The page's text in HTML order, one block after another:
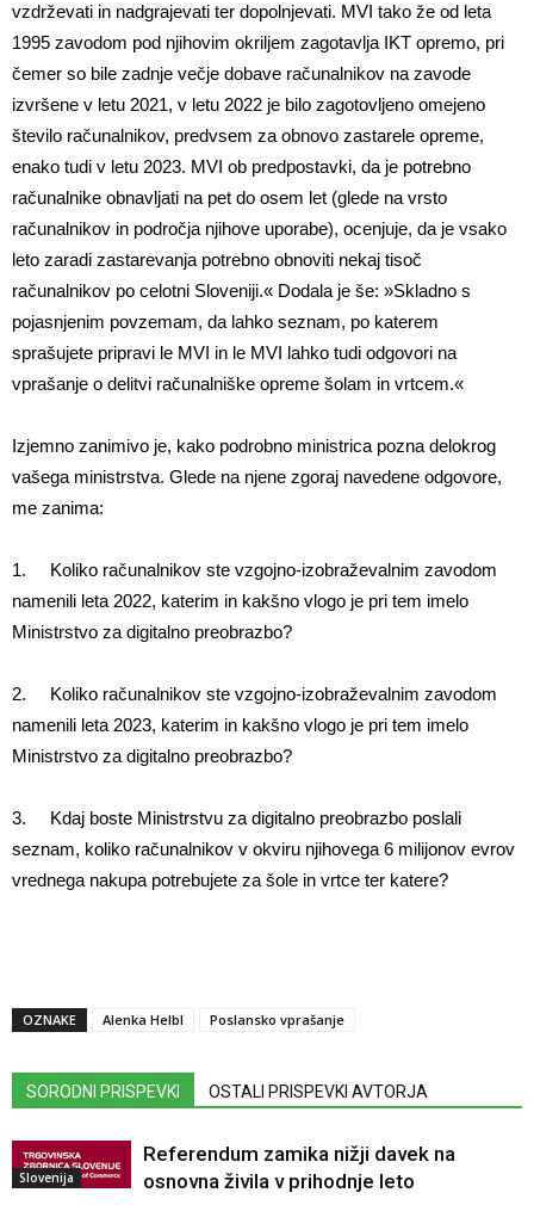
vzdrževati in nadgrajevati ter dopolnjevati. MVI tako že od leta
1995 zavodom pod njihovim okriljem zagotavlja IKT opremo, pri
čemer so bile zadnje večje dobave računalnikov na zavode
izvršene v letu 2021, v letu 2022 je bilo zagotovljeno omejeno
število računalnikov, predvsem za obnovo zastarele opreme,
enako tudi v letu 2023. MVI ob predpostavki, da je potrebno
računalnike obnavljati na pet do osem let (glede na vrsto
računalnikov in področja njihove uporabe), ocenjuje, da je vsako
leto zaradi zastarevanja potrebno obnoviti nekaj tisoč
računalnikov po celotni Sloveniji.« Dodala je še: »Skladno s
pojasnjenim povzemam, da lahko seznam, po katerem
sprašujete pripravi le MVI in le MVI lahko tudi odgovori na
vprašanje o delitvi računalniške opreme šolam in vrtcem.«
Izjemno zanimivo je, kako podrobno ministrica pozna delokrog
vašega ministrstva. Glede na njene zgoraj navedene odgovore,
me zanima:
1. Koliko računalnikov ste vzgojno-izobraževalnim zavodom
namenili leta 2022, katerim in kakšno vlogo je pri tem imelo
Ministrstvo za digitalno preobrazbo?
2. Koliko računalnikov ste vzgojno-izobraževalnim zavodom
namenili leta 2023, katerim in kakšno vlogo je pri tem imelo
Ministrstvo za digitalno preobrazbo?
3. Kdaj boste Ministrstvu za digitalno preobrazbo poslali
seznam, koliko računalnikov v okviru njihovega 6 milijonov evrov
vrednega nakupa potrebujete za šole in vrtce ter katere?
OZNAKE Alenka Helbl Poslansko vprašanje
SORODNI PRISPEVKI OSTALI PRISPEVKI AVTORJA
Slovenija
Referendum zamika nižji davek na
osnovna živila v prihodnje leto